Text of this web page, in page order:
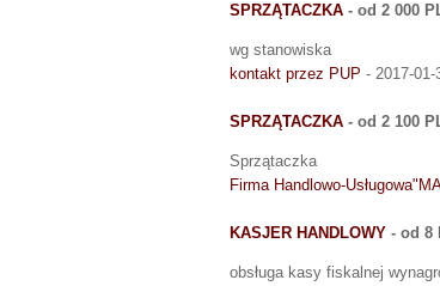
SPRZĄTACZKA - od 2 000
wg stanowiska
kontakt przez PUP - 2017-01-
SPRZĄTACZKA - od 2 100
Sprzątaczka
Firma Handlowo-
KASJER HANDLOWY - od 8
obsługa kasy fiskalnej